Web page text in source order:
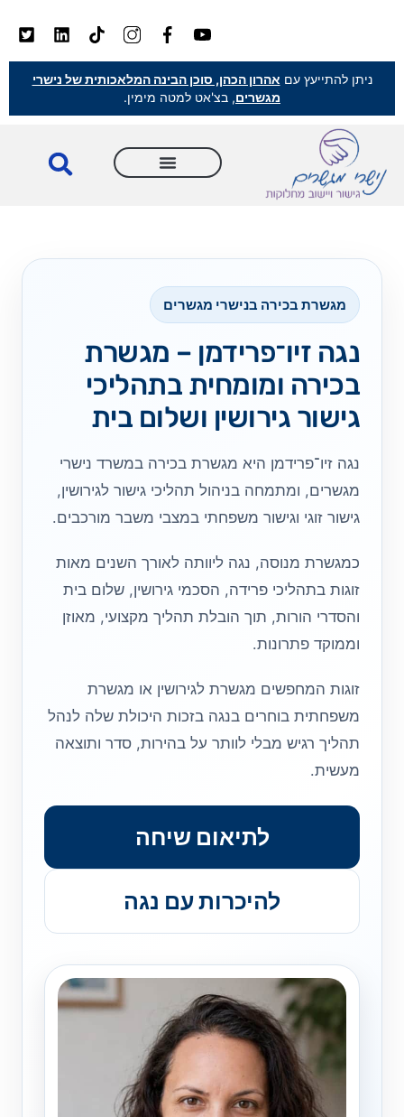
ניתן להתייעץ עם אהרון הכהן, סוכן הבינה המלאכותית של נישרי
מגשרים, בצ'אט למטה מימין.
מגשרת בכירה בנישרי מגשרים
נגה זיו־פרידמן – מגשרת
בכירה ומומחית בתהליכי
גישור גירושין ושלום בית
נגה זיו־פרידמן היא מגשרת בכירה במשרד נישרי
מגשרים, ומתמחה בניהול תהליכי גישור לגירושין,
גישור זוגי וגישור משפחתי במצבי משבר מורכבים.
כמגשרת מנוסה, נגה ליוותה לאורך השנים מאות
זוגות בתהליכי פרידה, הסכמי גירושין, שלום בית
והסדרי הורות, תוך הובלת תהליך מקצועי, מאוזן
וממוקד פתרונות.
זוגות המחפשים מגשרת לגירושין או מגשרת
משפחתית בוחרים בנגה בזכות היכולת שלה לנהל
תהליך רגיש מבלי לוותר על בהירות, סדר ותוצאה
מעשית.
לתיאום שיחה
להיכרות עם נגה